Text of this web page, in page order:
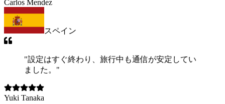
Carlos Mendez
スペイン
"設定はすぐ終わり、旅行中も通信が安定してい
ました。 "
Yuki Tanaka